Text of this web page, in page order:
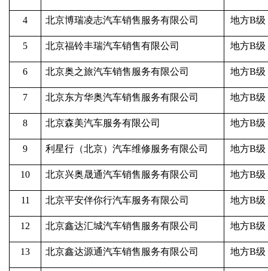
4 北京博瑞凌志汽车销售服务有限公司 地方B级
5 北京福铃丰瑞汽车销售有限公司 地方B级
6 北京奥之旅汽车销售服务有限公司 地方B级
7 北京东方华奥汽车销售服务有限公司 地方B级
8 北京森美汽车服务有限公司 地方B级
9 利星行（北京）汽车维修服务有限公司 地方B级
10 北京兴奥晟通汽车销售服务有限公司 地方B级
11 北京平安伴你行汽车服务有限公司 地方B级
12 北京鑫达汇城汽车销售服务有限公司 地方B级
13 北京鑫达源通汽车销售服务有限公司 地方B级